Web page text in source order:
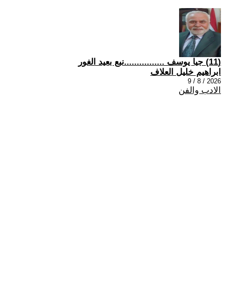
(11) جيا يوسف ................نبع بعيد الغور
ابراهيم خليل العلاف
2026 / 8 / 9
الادب والفن